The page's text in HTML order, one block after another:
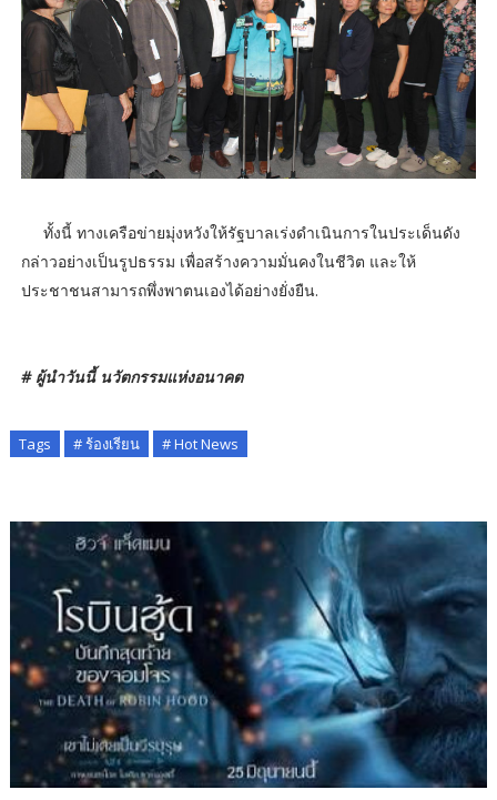
​ทั้งนี้ ทางเครือข่ายมุ่งหวังให้รัฐบาลเร่งดำเนินการในประเด็นดัง
กล่าวอย่างเป็นรูปธรรม เพื่อสร้างความมั่นคงในชีวิต และให้
ประชาชนสามารถพึ่งพาตนเองได้อย่างยั่งยืน.
# ผู้นำวันนี้ นวัตกรรมแห่งอนาคต
Tags # ร้องเรียน # Hot News